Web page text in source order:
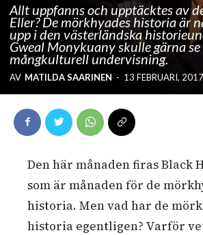
Allt uppfanns och upptäcktes av
Eller? De mörkhyades historia är
upp i den västerländska
Gweal Monykuany skulle gärna se
mångkulturell undervisning.
AV MATILDA SAARINEN - 13 FEBRUARI,
Den här månaden firas Black
som är månaden för de
historia. Men vad har de
historia egentligen? Varför